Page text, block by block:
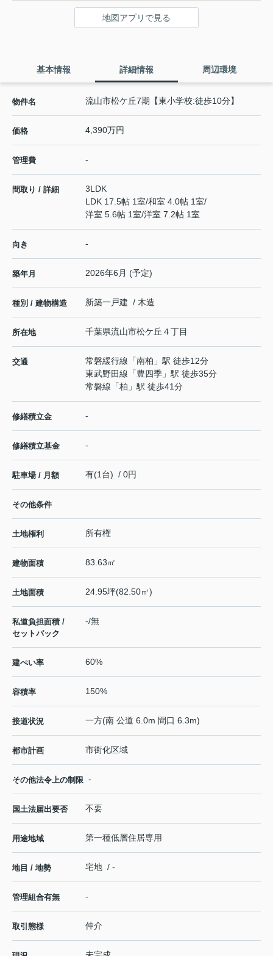
地図アプリで見る
基本情報 詳細情報 周辺環境
物件名 流山市松ケ丘7期【東小学校:徒歩10分】
価格 4,390万円
管理費 -
間取り / 詳細
3LDK
LDK 17.5帖 1室/和室 4.0帖 1室/
洋室 5.6帖 1室/洋室 7.2帖 1室
向き -
築年月 2026年6月 (予定)
種別 / 建物構造 新築一戸建 / 木造
所在地 千葉県流山市松ケ丘 ４丁目
交通 常磐緩行線 「南柏 」駅 徒歩12分
東武野田線 「豊四季 」駅 徒歩35分
常磐線 「柏 」駅 徒歩41分
修繕積立金 -
修繕積立基金 -
駐車場 / 月額 有(1台) / 0円
その他条件
土地権利 所有権
建物面積 83.63㎡
土地面積 24.95坪(82.50㎡)
私道負担面積 /
セットバック
-/無
建ぺい率 60%
容積率 150%
接道状況 一方(南 公道 6.0m 間口 6.3m)
都市計画 市街化区域
その他法令上の制限 -
国土法届出要否 不要
用途地域 第一種低層住居専用
地目 / 地勢 宅地 / -
管理組合有無 -
取引態様 仲介